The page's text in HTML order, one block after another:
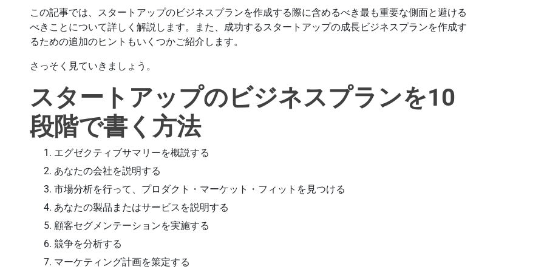
この記事では、スタートアップのビジネスプランを作成する際に含めるべき最も重要な側面と避ける
べきことについて詳しく解説します。また、成功するスタートアップの成長ビジネスプランを作成す
るための追加のヒントもいくつかご紹介します。
さっそく見ていきましょう。
スタートアップのビジネスプランを10
段階で書く方法
エグゼクティブサマリーを概説する
あなたの会社を説明する
市場分析を行って、プロダクト・マーケット・フィットを見つける
あなたの製品またはサービスを説明する
顧客セグメンテーションを実施する
競争を分析する
マーケティング計画を策定する